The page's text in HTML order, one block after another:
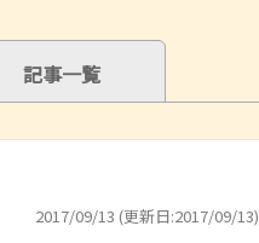
記事一覧
2017/09/13 (更新日:2017/09/13)